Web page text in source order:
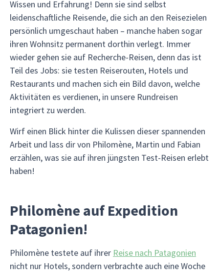
Wissen und Erfahrung! Denn sie sind selbst
leidenschaftliche Reisende, die sich an den Reisezielen
persönlich umgeschaut haben – manche haben sogar
ihren Wohnsitz permanent dorthin verlegt. Immer
wieder gehen sie auf Recherche-Reisen, denn das ist
Teil des Jobs: sie testen Reiserouten, Hotels und
Restaurants und machen sich ein Bild davon, welche
Aktivitäten es verdienen, in unsere Rundreisen
integriert zu werden.
Wirf einen Blick hinter die Kulissen dieser spannenden
Arbeit und lass dir von Philomène, Martin und Fabian
erzählen, was sie auf ihren jüngsten Test-Reisen erlebt
haben!
Philomène auf Expedition
Patagonien!
Philomène testete auf ihrer Reise nach Patagonien
nicht nur Hotels, sondern verbrachte auch eine Woche